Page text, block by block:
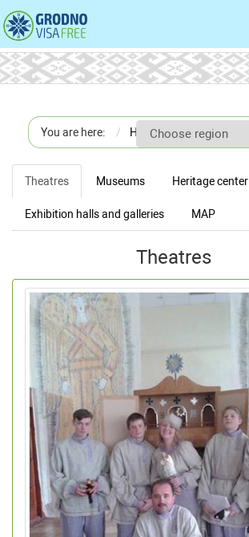
You are here: Home Culture
Theatres Museums Heritage center
Exhibition halls and galleries MAP
Theatres